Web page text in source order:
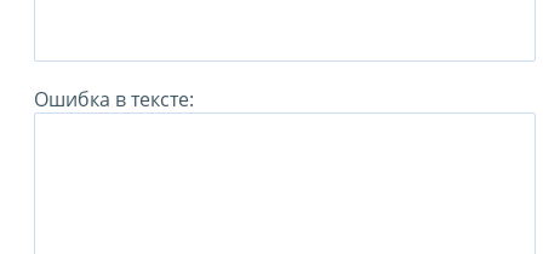
Ошибка в тексте: